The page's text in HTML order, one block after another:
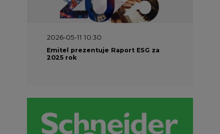
2026-05-11 10:30
Emitel prezentuje Raport ESG za
2025 rok